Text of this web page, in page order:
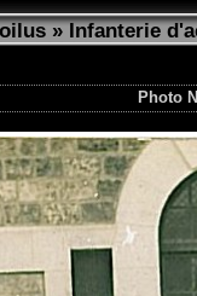
»Infanterie
Photo